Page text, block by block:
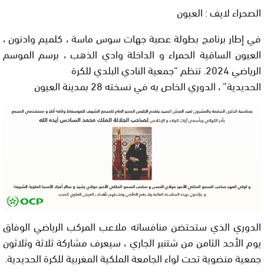
الصحراء لايف : العيون
في إطار برنامج بطولة عصبة جهات سوس ماسة ، كلميم وادنون ،
العيون الساقية الحمراء و الداخلة وادي الذهب ، برسم الموسم
الرياضي 2024. تنظم “جمعية النادي البلدي للكرة
الحديدية” ، الدوري الخاص به في نسخته 28 بمدينة العيون
الدوري الذي ستحتضن منافساته ملاعب المركب الرياضي الوفاق
يوم الأحد الثامن من شتنبر الجاري ، سيعرف مشاركة ثلاثة وثلاثون
جمعية منضوية تحت لواء الجامعة الملكية المغربية للكرة الحديدية.